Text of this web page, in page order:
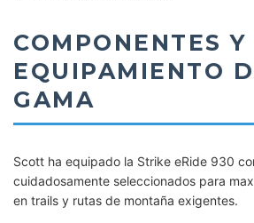
COMPONENTES Y
EQUIPAMIENTO
GAMA
Scott ha equipado la Strike eRide 930
cuidadosamente seleccionados para
en trails y rutas de montaña exigentes.